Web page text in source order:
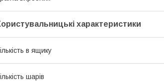
характеристики
в ящику
шарів